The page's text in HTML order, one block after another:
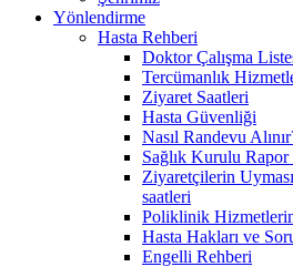
Yönlendirme
Hasta Rehberi
Doktor Çalışma
Tercümanlık
Ziyaret Saatleri
Hasta Güvenliği
Nasıl Randevu
Sağlık Kurulu Rapor
Ziyaretçilerin
saatleri
Poliklinik
Hasta Hakları ve
Engelli Rehberi